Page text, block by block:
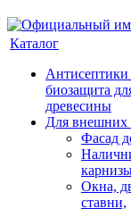
Каталог
Антисептики
биозащита
древесины
Для внешних
Фасад
Окна,
ставни,